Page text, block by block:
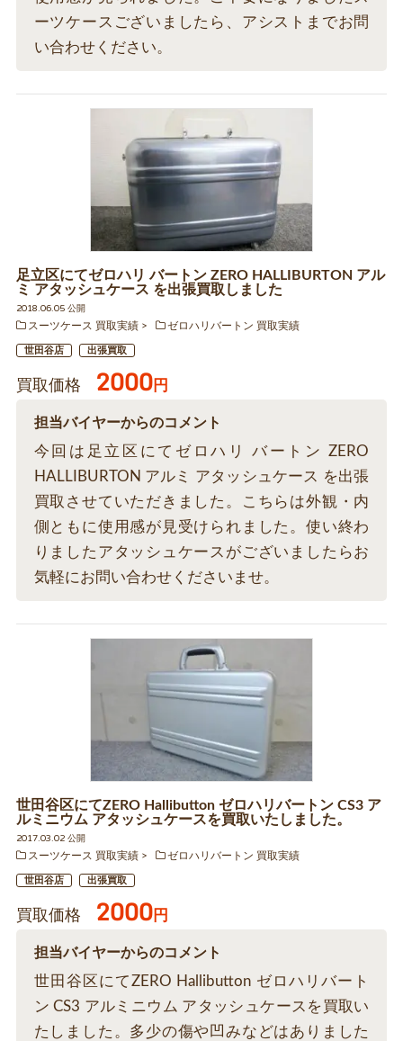
ーツケースございましたら、アシストまでお問
い合わせください。
足立区にてゼロハリ バートン ZERO HALLIBURTON アル
ミ アタッシュケース を出張買取しました
2018.06.05 公開
スーツケース 買取実績
ゼロハリバートン 買取実績
世田谷店 出張買取
買取価格 2000円
担当バイヤーからのコメント
今回は足立区にてゼロハリ バートン ZERO
HALLIBURTON アルミ アタッシュケース を出張
買取させていただきました。こちらは外観・内
側ともに使用感が見受けられました。使い終わ
りましたアタッシュケースがございましたらお
気軽にお問い合わせくださいませ。
世田谷区にてZERO Hallibutton ゼロハリバートン CS3 ア
ルミニウム アタッシュケースを買取いたしました。
2017.03.02 公開
スーツケース 買取実績
ゼロハリバートン 買取実績
世田谷店 出張買取
買取価格 2000円
担当バイヤーからのコメント
世田谷区にてZERO Hallibutton ゼロハリバート
ン CS3 アルミニウム アタッシュケースを買取い
たしました。多少の傷や凹みなどはありました